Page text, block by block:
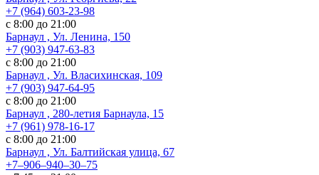
+7 (964) 603-23-98
с 8:00 до 21:00
Барнаул , Ул. Ленина, 150
+7 (903) 947-63-83
с 8:00 до 21:00
Барнаул , Ул. Власихинская, 109
+7 (903) 947-64-95
с 8:00 до 21:00
Барнаул , 280-летия Барнаула, 15
+7 (961) 978-16-17
с 8:00 до 21:00
Барнаул , Ул. ​Балтийская улица, 67
+7‒906‒940‒30‒75